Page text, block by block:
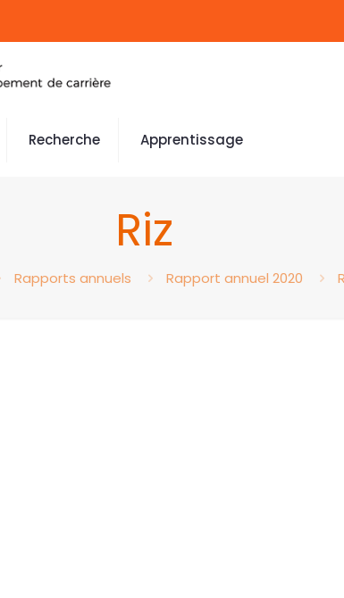
Recherche Apprentissage
Riz
Rapports annuels Rapport annuel 2020